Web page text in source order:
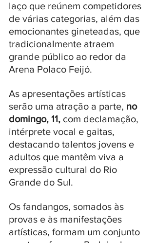
laço que reúnem competidores
de várias categorias, além das
emocionantes gineteadas, que
tradicionalmente atraem
grande público ao redor da
Arena Polaco Feijó.
As apresentações artísticas
serão uma atração a parte, no
domingo, 11, com declamação,
intérprete vocal e gaitas,
destacando talentos jovens e
adultos que mantêm viva a
expressão cultural do Rio
Grande do Sul.
Os fandangos, somados às
provas e às manifestações
artísticas, formam um conjunto